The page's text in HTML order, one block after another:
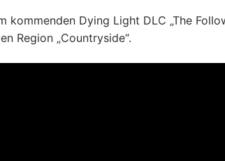
kommenden Dying Light DLC „The
Region „Countryside“.